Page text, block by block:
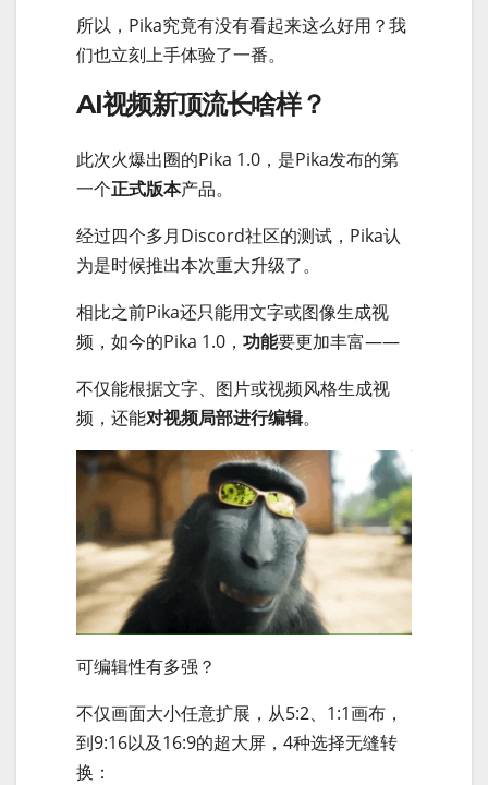
所以，Pika究竟有没有看起来这么好用？我
们也立刻上手体验了一番。
AI视频新顶流长啥样？
此次火爆出圈的Pika 1.0，是Pika发布的第
一个正式版本产品。
经过四个多月Discord社区的测试，Pika认
为是时候推出本次重大升级了。
相比之前Pika还只能用文字或图像生成视
频，如今的Pika 1.0， 功能要更加丰富——
不仅能根据文字、图片或视频风格生成视
频，还能对视频局部进行编辑。
可编辑性有多强？
不仅画面大小任意扩展，从5:2、1:1画布，
到9:16以及16:9的超大屏，4种选择无缝转
换：